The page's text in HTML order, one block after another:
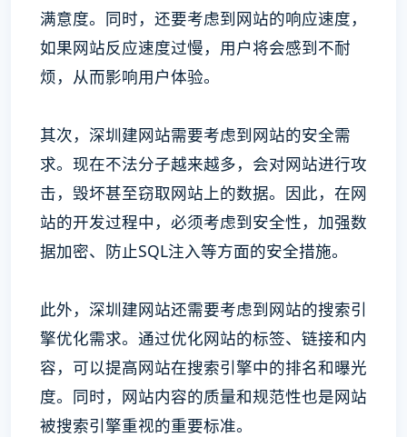
满意度。同时，还要考虑到网站的响应速度，
如果网站反应速度过慢，用户将会感到不耐
烦，从而影响用户体验。
其次，深圳建网站需要考虑到网站的安全需
求。现在不法分子越来越多，会对网站进行攻
击，毁坏甚至窃取网站上的数据。因此，在网
站的开发过程中，必须考虑到安全性，加强数
据加密、防止SQL注入等方面的安全措施。
此外，深圳建网站还需要考虑到网站的搜索引
擎优化需求。通过优化网站的标签、链接和内
容，可以提高网站在搜索引擎中的排名和曝光
度。同时，网站内容的质量和规范性也是网站
被搜索引擎重视的重要标准。